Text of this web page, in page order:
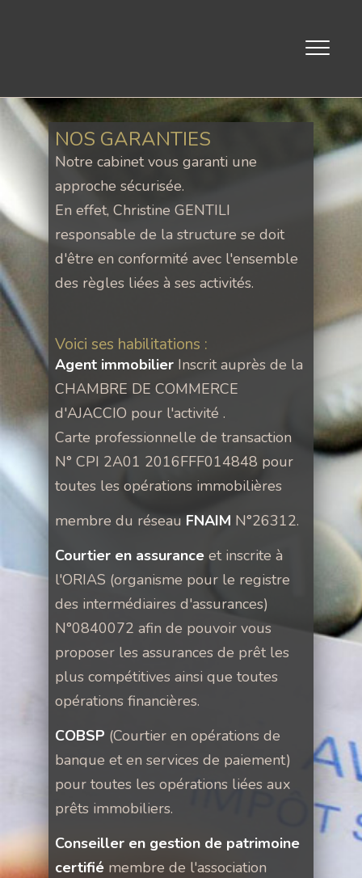
Toggle
NOS GARANTIES
Notre cabinet vous garanti une
approche sécurisée.
En effet, Christine GENTILI
responsable de la structure se doit
d'être en conformité avec l'ensemble
des règles liées à ses activités.
Voici ses habilitations :
Agent immobilier Inscrit auprès de la
CHAMBRE DE COMMERCE
d'AJACCIO pour l'activité .
Carte professionnelle de transaction
N° CPI 2A01 2016FFF014848 pour
toutes les opérations immobilières
membre du réseau FNAIM N°26312.
Courtier en assurance et inscrite à
l'ORIAS (organisme pour le registre
des intermédiaires d'assurances)
N°0840072 afin de pouvoir vous
proposer les assurances de prêt les
plus compétitives ainsi que toutes
opérations financières.
COBSP (Courtier en opérations de
banque et en services de paiement)
pour toutes les opérations liées aux
prêts immobiliers.
Conseiller en gestion de patrimoine
certifié membre de l'association